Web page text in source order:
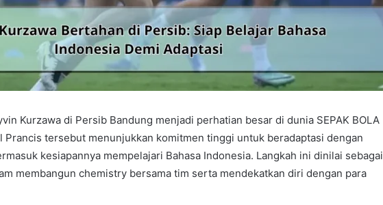
Kurzawa di Persib Bandung menjadi perhatian besar di dunia SEPAK BOLA
Prancis tersebut menunjukkan komitmen tinggi untuk beradaptasi dengan
kesiapannya mempelajari Bahasa Indonesia. Langkah ini dinilai sebagai
membangun chemistry bersama tim serta mendekatkan diri dengan para